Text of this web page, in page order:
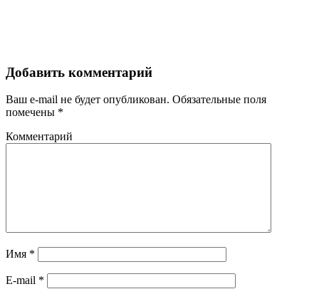
Добавить комментарий
Ваш e-mail не будет опубликован. Обязательные поля
помечены *
Комментарий
Имя *
E-mail *